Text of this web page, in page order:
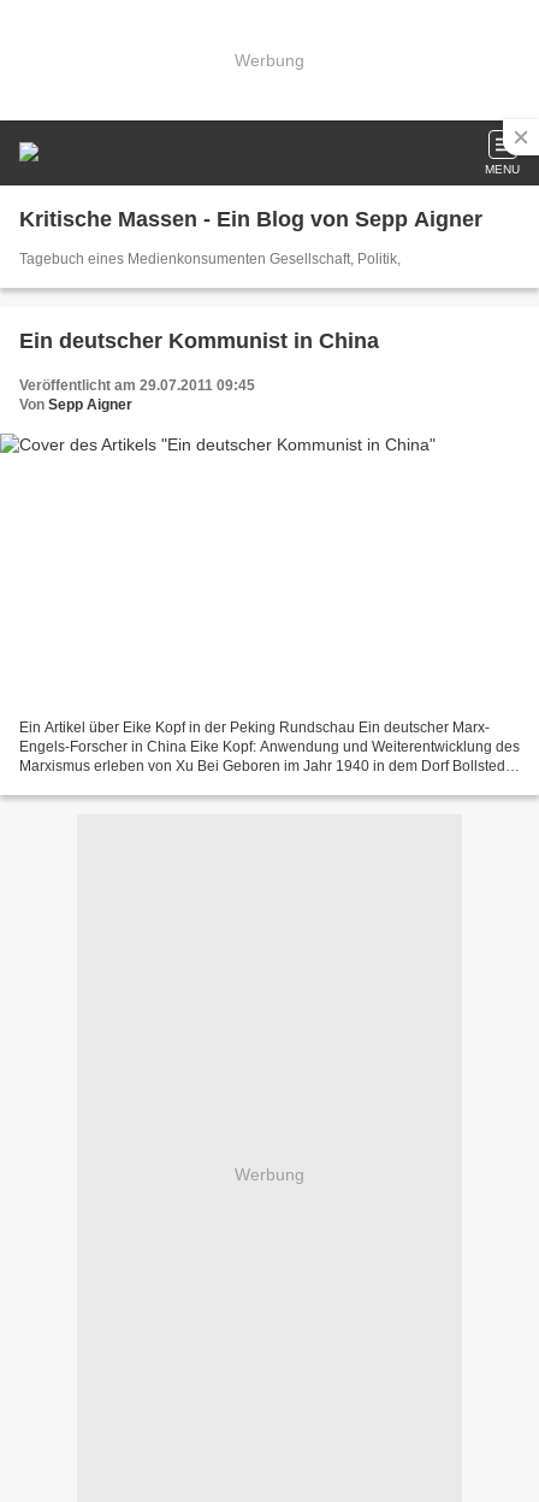
Werbung
MENU
Kritische Massen - Ein Blog von Sepp Aigner
Tagebuch eines Medienkonsumenten Gesellschaft, Politik,
Ein deutscher Kommunist in China
Veröffentlicht am 29.07.2011 09:45
Von Sepp Aigner
Ein Artikel über Eike Kopf in der Peking Rundschau Ein deutscher Marx-
Engels-Forscher in China Eike Kopf: Anwendung und Weiterentwicklung des
Marxismus erleben von Xu Bei Geboren im Jahr 1940 in dem Dorf Bollstedt
Werbung